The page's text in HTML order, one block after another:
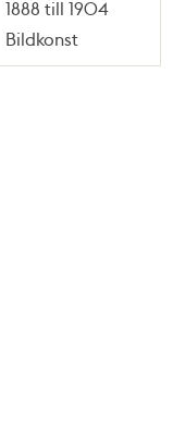
1888 till 1904
Bildkonst